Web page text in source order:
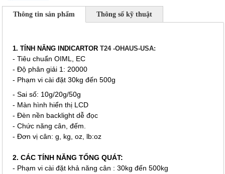
Thông tin sản phẩm Thông số kỹ thuật
1. TÍNH NĂNG INDICARTOR T24 -OHAUS-USA:
- Tiêu chuẩn OIML, EC
- Độ phân giải 1: 20000
- Phạm vi cài đặt 30kg đến 500g
- Sai số: 10g/20g/50g
- Màn hình hiển thị LCD
- Đèn nền backlight dễ đọc
- Chức năng cân, đếm.
- Đơn vị cân: g, kg, oz, lb:oz
2. CÁC TÍNH NĂNG TỔNG QUÁT:
- Phạm vi cài đặt khả năng cân : 30kg đến 500kg